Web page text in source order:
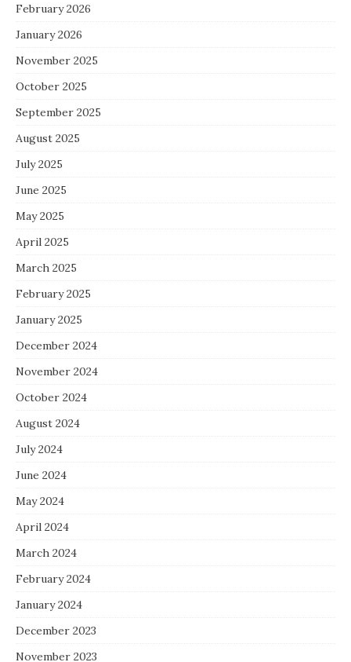
February 2026
January 2026
November 2025
October 2025
September 2025
August 2025
July 2025
June 2025
May 2025
April 2025
March 2025
February 2025
January 2025
December 2024
November 2024
October 2024
August 2024
July 2024
June 2024
May 2024
April 2024
March 2024
February 2024
January 2024
December 2023
November 2023